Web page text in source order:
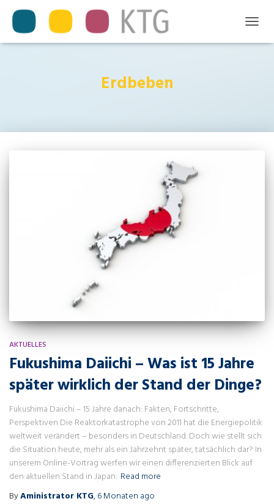
Erdbeben
AKTUELLES
Fukushima Daiichi – Was ist 15 Jahre
später wirklich der Stand der Dinge?
Fukushima Daiichi – 15 Jahre danach: Fakten, Fortschritte,
Perspektiven Die Reaktorkatastrophe von 2011 hat die Energiepolitik
weltweit verändert – besonders in Deutschland. Doch wie stellt sich
die Situation heute, mehr als ein Jahrzehnt später, tatsächlich dar? In
unserem Online-Vortrag werfen wir einen differenzierten Blick auf
den aktuellen Stand in Japan: Read more
ByAministrator KTG,6 Monaten ago